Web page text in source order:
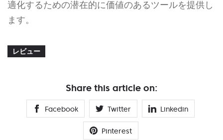
適化するための潜在的に価値のあるツールを提供し
ます。
レビュー
Share this article on:
Facebook Twitter Linkedin
Pinterest